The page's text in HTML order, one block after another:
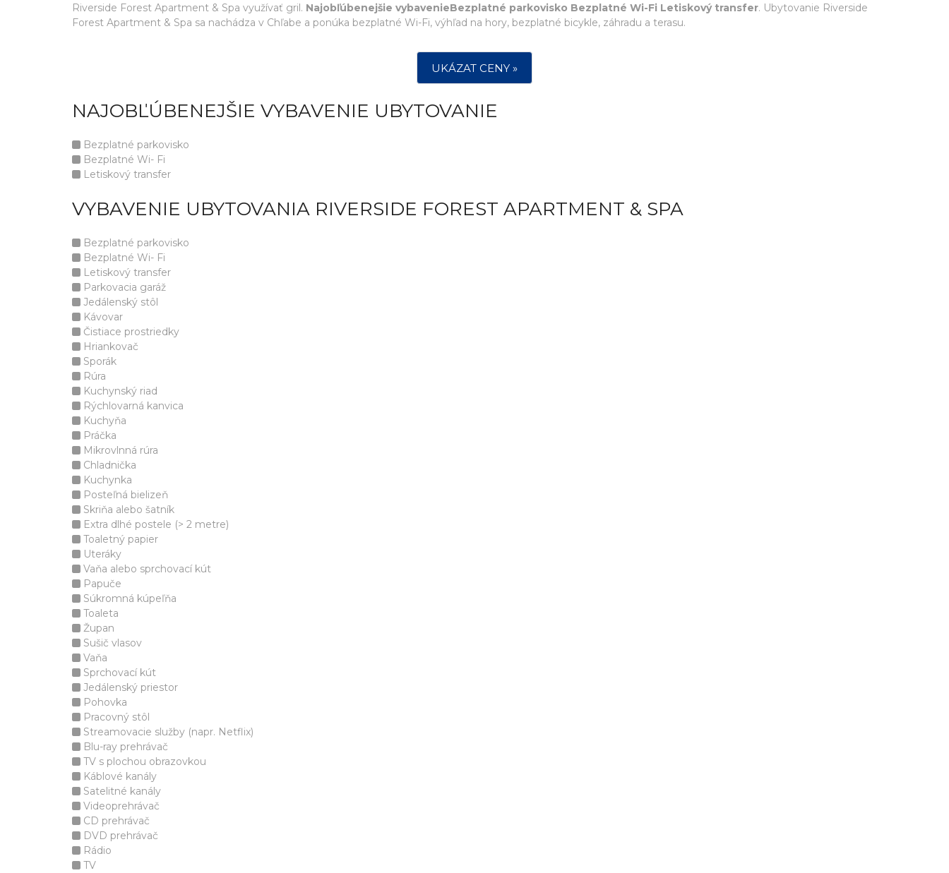
Riverside Forest Apartment & Spa využívať gril. Najobľúbenejšie vybavenieBezplatné parkovisko Bezplatné Wi-Fi Letiskový transfer. Ubytovanie Riverside
Forest Apartment & Spa sa nachádza v Chľabe a ponúka bezplatné Wi-Fi, výhľad na hory, bezplatné bicykle, záhradu a terasu.
UKÁZAT CENY »
NAJOBĽÚBENEJŠIE VYBAVENIE UBYTOVANIE
Bezplatné parkovisko
Bezplatné Wi- Fi
Letiskový transfer
VYBAVENIE UBYTOVANIA RIVERSIDE FOREST APARTMENT & SPA
Bezplatné parkovisko
Bezplatné Wi- Fi
Letiskový transfer
Parkovacia garáž
Jedálenský stôl
Kávovar
Čistiace prostriedky
Hriankovač
Sporák
Rúra
Kuchynský riad
Rýchlovarná kanvica
Kuchyňa
Práčka
Mikrovlnná rúra
Chladnička
Kuchynka
Posteľná bielizeň
Skriňa alebo šatník
Extra dlhé postele (> 2 metre)
Toaletný papier
Uteráky
Vaňa alebo sprchovací kút
Papuče
Súkromná kúpeľňa
Toaleta
Župan
Sušič vlasov
Vaňa
Sprchovací kút
Jedálenský priestor
Pohovka
Pracovný stôl
Streamovacie služby (napr. Netflix)
Blu-ray prehrávač
TV s plochou obrazovkou
Káblové kanály
Satelitné kanály
Videoprehrávač
CD prehrávač
DVD prehrávač
Rádio
TV